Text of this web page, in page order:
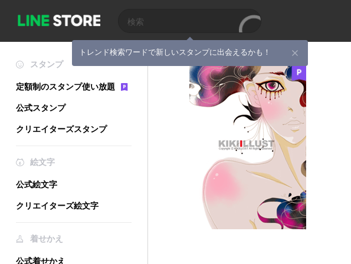
トレンド検索ワードで新しいスタンプに出会えるかも！
スタンプ
定額制のスタンプ使い放題
公式スタンプ
クリエイターズスタンプ
絵文字
公式絵文字
クリエイターズ絵文字
着せかえ
公式着せかえ